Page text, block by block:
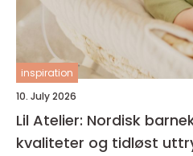
inspiration
10. July 2026
Lil Atelier: Nordisk
kvaliteter og tidløst